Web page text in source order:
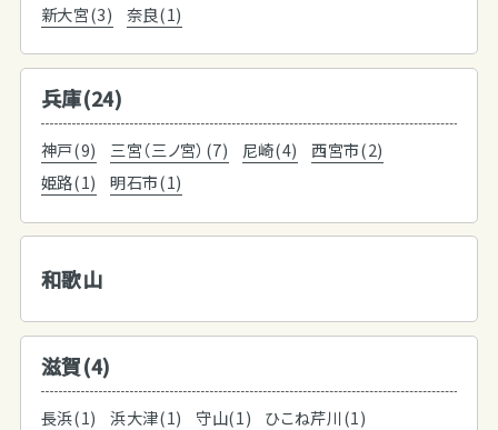
新大宮(3) 奈良(1)
兵庫(24)
神戸(9) 三宮（三ノ宮）(7) 尼崎(4)
西宮市(2)
姫路(1)
明石市(1)
和歌山
滋賀(4)
長浜(1) 浜大津(1) 守山(1) ひこね芹川(1)